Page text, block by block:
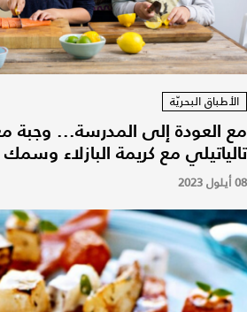
الأطباق البحريّة
مع العودة إلى المدرسة... وجبة
تالياتيلي مع كريمة البازلاء
08 أيلول 2023